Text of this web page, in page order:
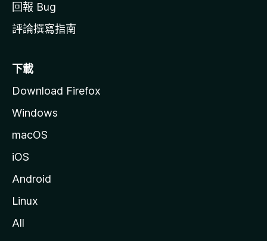
回報 Bug
評論撰寫指南
下載
Download Firefox
Windows
macOS
iOS
Android
Linux
All